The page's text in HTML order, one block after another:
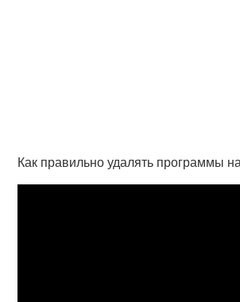
Как правильно удалять программы